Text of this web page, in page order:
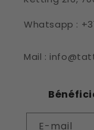
Whatsapp :
Mail :
E-mail